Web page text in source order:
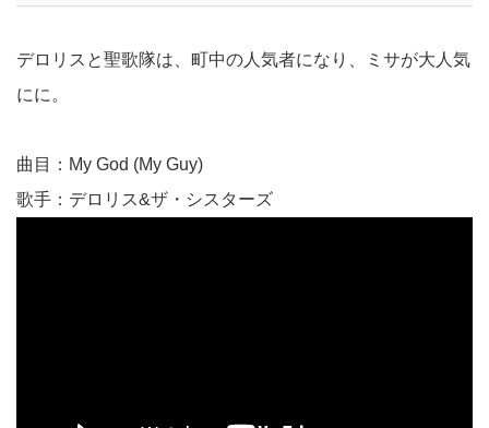
デロリスと聖歌隊は、町中の人気者になり、ミサが大人気
にに。
曲目：My God (My Guy)
歌手：デロリス&ザ・シスターズ